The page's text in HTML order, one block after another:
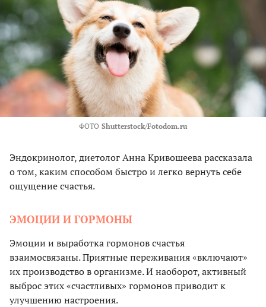
ФОТО Shutterstock/Fotodom.ru
Эндокринолог, диетолог Анна Кривошеева рассказала
о том, каким способом быстро и легко вернуть себе
ощущение счастья.
ЭМОЦИИ И ГОРМОНЫ
Эмоции и выработка гормонов счастья
взаимосвязаны. Приятные переживания «включают»
их производство в организме. И наоборот, активный
выброс этих «счастливых» гормонов приводит к
улучшению настроения.